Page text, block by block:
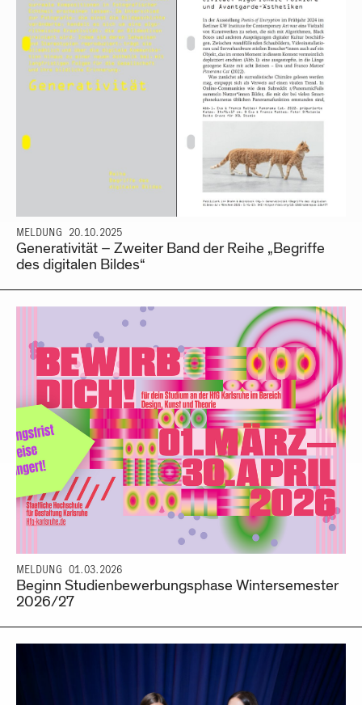
MELDUNG 20.10.2025
Generativität – Zweiter Band der Reihe „Begriffe
des digitalen Bildes“
MELDUNG 01.03.2026
Beginn Studienbewerbungsphase Wintersemester
2026/27